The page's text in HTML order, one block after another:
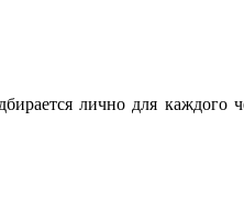
лично для каждого